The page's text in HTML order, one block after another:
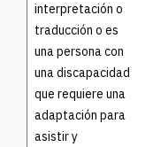
interpretación o
traducción o es
una persona con
una discapacidad
que requiere una
adaptación para
asistir y